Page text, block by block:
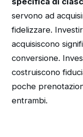
servono ad
fidelizzare.
acquisiscono
conversione.
costruiscono
poche
entrambi.